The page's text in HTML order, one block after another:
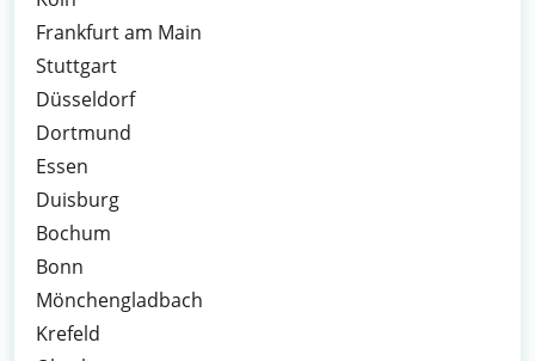
Frankfurt am Main
Stuttgart
Düsseldorf
Dortmund
Essen
Duisburg
Bochum
Bonn
Mönchengladbach
Krefeld